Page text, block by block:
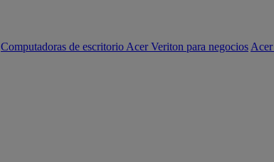
Computadoras de escritorio Acer Veriton para negocios